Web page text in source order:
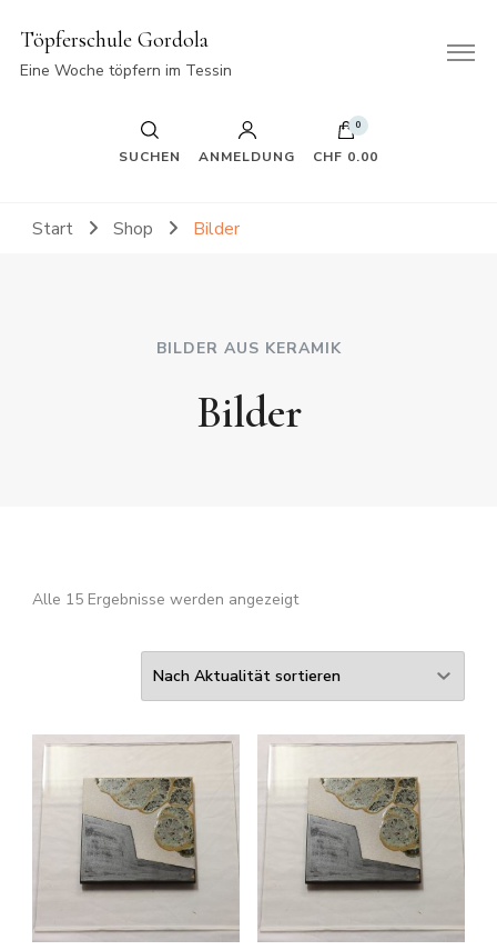
Töpferschule Gordola
Eine Woche töpfern im Tessin
SUCHEN ANMELDUNG
0
CHF 0.00
Start Shop Bilder
BILDER AUS KERAMIK
Bilder
Alle 15 Ergebnisse werden angezeigtNach
sortiert